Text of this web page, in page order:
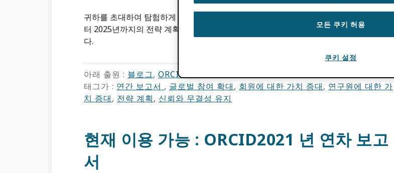
귀하를 초대하여 탐험하게 되어 기쁩니다. ORCID 2025년 연례 보고서! ORCID 2022년부
터 2025년까지의 전략 계획의 마지막 해인 2025년은 여러 가지 의미를 지닌 기간이었습니
다.
아래 출원 : 블로그, ORCID ​뉴스
태그가 : 연간 보고서 , 글로벌 참여 확대, 회원에 대한 가치 증대, 연구원에 대한 가
치 증대, 전략 계획, 신뢰와 무결성 유지
현재 이용 가능 : ORCID2021 년 연차 보고
서
모든 쿠키 허용
쿠키 설정